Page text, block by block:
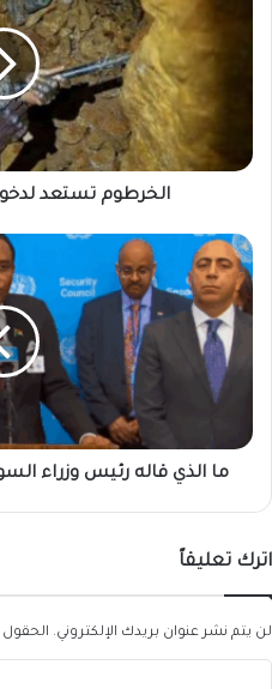
الخرطوم تستعد
ما
الذي
قاله
رئيس
وزراء
السودان
الأمم
المتحدة؟
ما الذي قاله رئيس وزراء
اترك تعليقاً
لن يتم نشر عنوان بريدك الإلكتروني. الحقول